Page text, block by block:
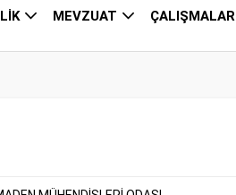
MEVZUAT ÇALIŞMALAR